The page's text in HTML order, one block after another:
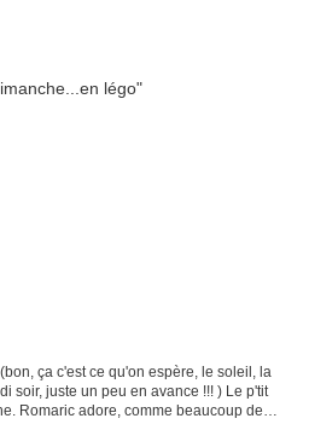
ça c'est ce qu'on espère, le soleil, la
soir, juste un peu en avance !!! ) Le p'tit
Romaric adore, comme beaucoup de